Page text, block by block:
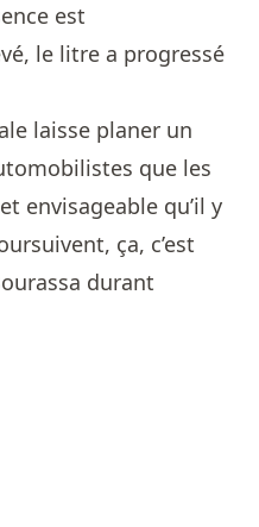
est
le litre a progressé
laisse planer un
que les
envisageable qu’il y
ça, c’est
durant